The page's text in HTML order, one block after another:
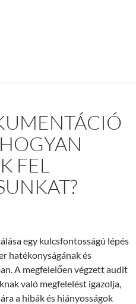
– Mire kell odafigyelni?
FEL
egy kulcsfontosságú lépés
hatékonyságának és
A megfelelően végzett audit
való megfelelést igazolja,
a hibák és hiányosságok